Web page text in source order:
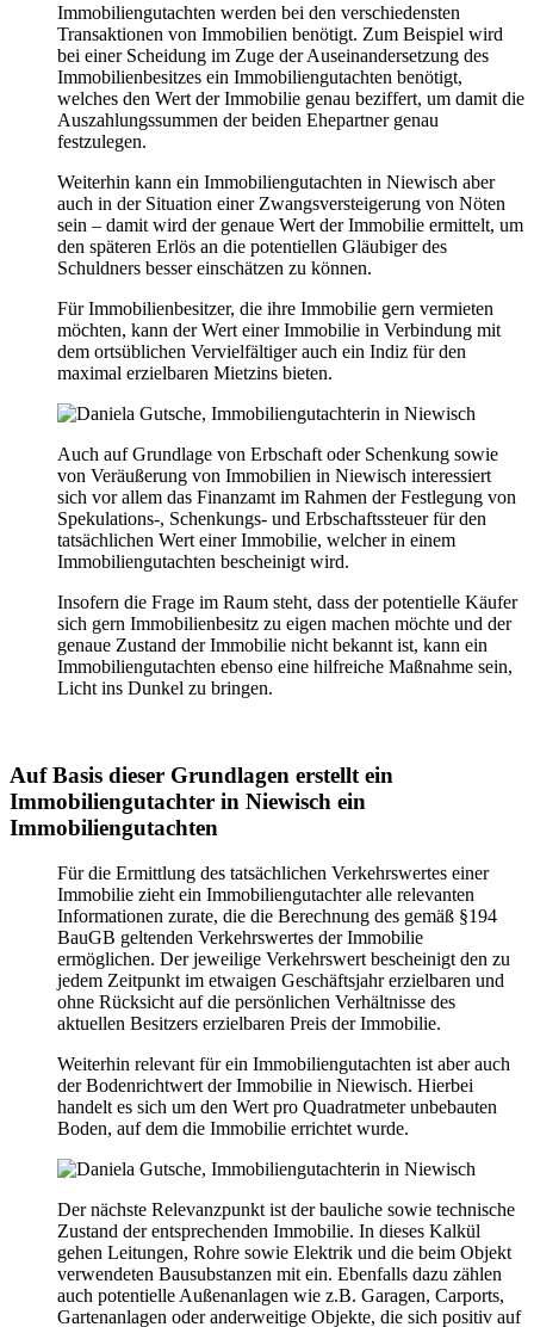
Immobiliengutachten werden bei den verschiedensten
Transaktionen von Immobilien benötigt. Zum Beispiel wird
bei einer Scheidung im Zuge der Auseinandersetzung des
Immobilienbesitzes ein Immobiliengutachten benötigt,
welches den Wert der Immobilie genau beziffert, um damit die
Auszahlungssummen der beiden Ehepartner genau
festzulegen.
Weiterhin kann ein Immobiliengutachten in Niewisch aber
auch in der Situation einer Zwangsversteigerung von Nöten
sein – damit wird der genaue Wert der Immobilie ermittelt, um
den späteren Erlös an die potentiellen Gläubiger des
Schuldners besser einschätzen zu können.
Für Immobilienbesitzer, die ihre Immobilie gern vermieten
möchten, kann der Wert einer Immobilie in Verbindung mit
dem ortsüblichen Vervielfältiger auch ein Indiz für den
maximal erzielbaren Mietzins bieten.
Auch auf Grundlage von Erbschaft oder Schenkung sowie
von Veräußerung von Immobilien in Niewisch interessiert
sich vor allem das Finanzamt im Rahmen der Festlegung von
Spekulations-, Schenkungs- und Erbschaftssteuer für den
tatsächlichen Wert einer Immobilie, welcher in einem
Immobiliengutachten bescheinigt wird.
Insofern die Frage im Raum steht, dass der potentielle Käufer
sich gern Immobilienbesitz zu eigen machen möchte und der
genaue Zustand der Immobilie nicht bekannt ist, kann ein
Immobiliengutachten ebenso eine hilfreiche Maßnahme sein,
Licht ins Dunkel zu bringen.
Auf Basis dieser Grundlagen erstellt ein
Immobiliengutachter in Niewisch ein
Immobiliengutachten
Für die Ermittlung des tatsächlichen Verkehrswertes einer
Immobilie zieht ein Immobiliengutachter alle relevanten
Informationen zurate, die die Berechnung des gemäß §194
BauGB geltenden Verkehrswertes der Immobilie
ermöglichen. Der jeweilige Verkehrswert bescheinigt den zu
jedem Zeitpunkt im etwaigen Geschäftsjahr erzielbaren und
ohne Rücksicht auf die persönlichen Verhältnisse des
aktuellen Besitzers erzielbaren Preis der Immobilie.
Weiterhin relevant für ein Immobiliengutachten ist aber auch
der Bodenrichtwert der Immobilie in Niewisch. Hierbei
handelt es sich um den Wert pro Quadratmeter unbebauten
Boden, auf dem die Immobilie errichtet wurde.
Der nächste Relevanzpunkt ist der bauliche sowie technische
Zustand der entsprechenden Immobilie. In dieses Kalkül
gehen Leitungen, Rohre sowie Elektrik und die beim Objekt
verwendeten Bausubstanzen mit ein. Ebenfalls dazu zählen
auch potentielle Außenanlagen wie z.B. Garagen, Carports,
Gartenanlagen oder anderweitige Objekte, die sich positiv auf